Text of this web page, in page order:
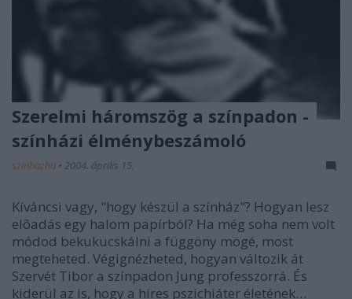
Szerelmi háromszög a színpadon -
színházi élménybeszámoló
szinhazhu • 2004. április 15.
Kíváncsi vagy, "hogy készül a színház"? Hogyan lesz
elõadás egy halom papírból? Ha még soha nem volt
módod bekukucskálni a függöny mögé, most
megteheted. Végignézheted, hogyan változik át
Szervét Tibor a színpadon Jung professzorrá. És
kiderül az is, hogy a híres pszichiáter életének…